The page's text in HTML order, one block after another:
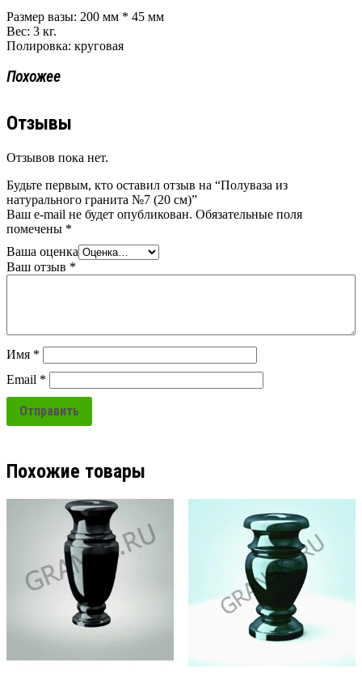
Размер вазы: 200 мм * 45 мм
Вес: 3 кг.
Полировка: круговая
Похожее
Отзывы
Отзывов пока нет.
Будьте первым, кто оставил отзыв на “Полуваза из
натурального гранита №7 (20 см)”
Ваш e-mail не будет опубликован. Обязательные поля
помечены *
Ваша оценка
Ваш отзыв *
Имя *
Email *
Похожие товары